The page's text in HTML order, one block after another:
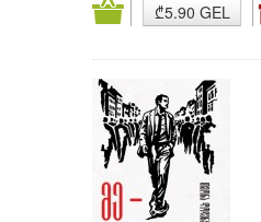
₾5.90 GEL